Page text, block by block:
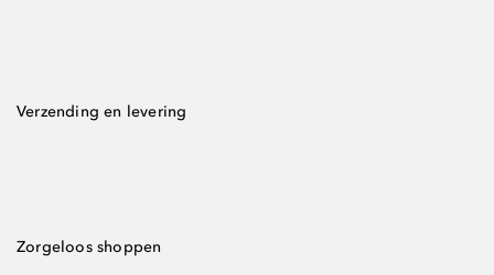
Verzending en levering
Zorgeloos shoppen